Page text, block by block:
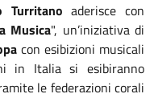
Turritano aderisce con
Musica", un’iniziativa di
con esibizioni musicali
in Italia si esibiranno
le federazioni corali